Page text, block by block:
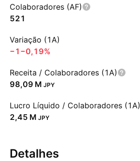
Colaboradores (AF)
521
Variação (1A)
−1 −0,19%
Receita / Colaboradores (1A)
‪98,09 M‬ JPY
Lucro Líquido / Colaboradores (1A)
‪2,45 M‬ JPY
Detalhes